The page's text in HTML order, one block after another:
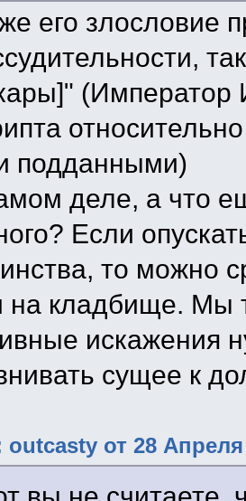
его злословие
(Император
подданными)
деле, а что
Если
то можно
на кладбище. Мы
искажения
сущее к
outcasty от 28 Апреля